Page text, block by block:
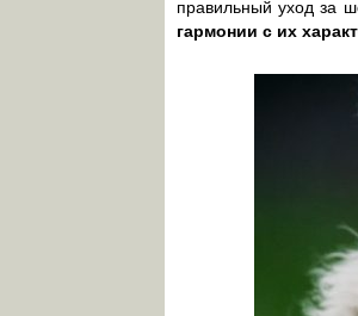
правильный уход за
гармонии с их